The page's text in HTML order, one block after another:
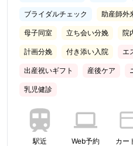
ブライダルチェック 助産師外
母子同室 立ち会い分娩 院
計画分娩 付き添い入院 エ
出産祝いギフト 産後ケア
乳児健診
駅近 Web予約 カー